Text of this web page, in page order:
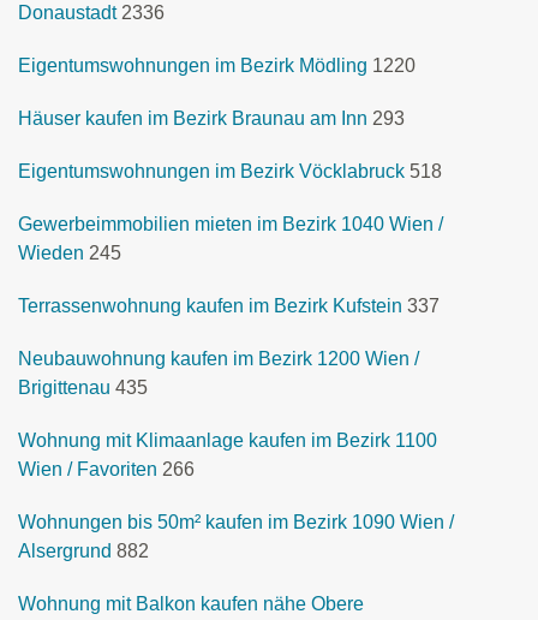
Donaustadt 2336
Eigentumswohnungen im Bezirk Mödling 1220
Häuser kaufen im Bezirk Braunau am Inn 293
Eigentumswohnungen im Bezirk Vöcklabruck 518
Gewerbeimmobilien mieten im Bezirk 1040 Wien /
Wieden 245
Terrassenwohnung kaufen im Bezirk Kufstein 337
Neubauwohnung kaufen im Bezirk 1200 Wien /
Brigittenau 435
Wohnung mit Klimaanlage kaufen im Bezirk 1100
Wien / Favoriten 266
Wohnungen bis 50m² kaufen im Bezirk 1090 Wien /
Alsergrund 882
Wohnung mit Balkon kaufen nähe Obere